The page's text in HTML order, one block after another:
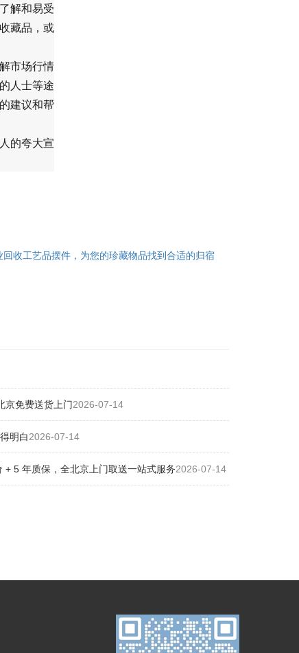
解和易受
藏品，或
市场行情
人士等途
建议和帮
的夸大宣
回收工艺品摆件，为您的珍藏物品找到合适的归宿
京免费送货上门2026-07-14
明白2026-07-14
5 年质保，全北京上门取送一站式服务2026-07-14